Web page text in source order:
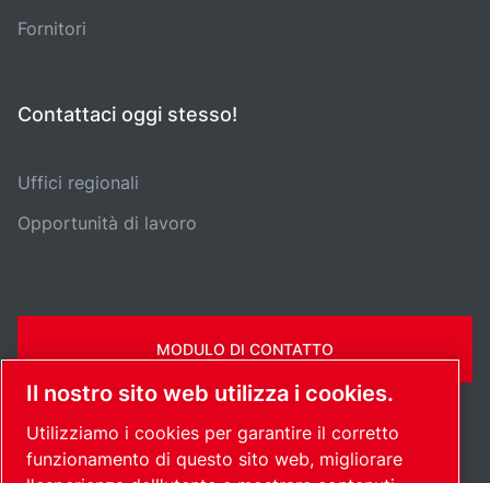
Fornitori
Contattaci oggi stesso!
Uffici regionali
Opportunità di lavoro
MODULO DI CONTATTO
Il nostro sito web utilizza i cookies.
Utilizziamo i cookies per garantire il corretto
funzionamento di questo sito web, migliorare